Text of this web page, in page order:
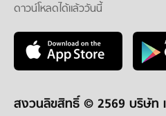
ดาวน์โหลดได้แล้ววันนี้
สงวนลิขสิทธิ์ © 2569 บริษัท